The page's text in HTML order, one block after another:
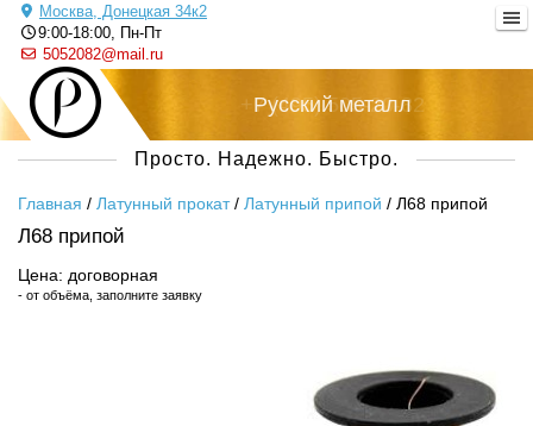
Москва, Донецкая 34к2
9:00-18:00, Пн-Пт
5052082@mail.ru
Русский металл
+7 (495) 505-20-82
Просто. Надежно. Быстро.
Главная / Латунный прокат/ Латунный припой / Л68 припой
Л68 припой
Цена: договорная
- от объёма, заполните заявку